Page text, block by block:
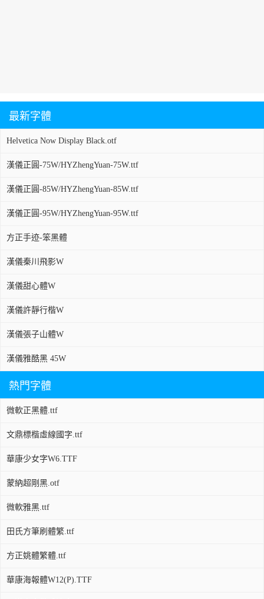
最新字體
Helvetica Now Display Black.otf
漢儀正圓-75W/HYZhengYuan-75W.ttf
漢儀正圓-85W/HYZhengYuan-85W.ttf
漢儀正圓-95W/HYZhengYuan-95W.ttf
方正手迹-笨黑體
漢儀秦川飛影W
漢儀甜心體W
漢儀許靜行楷W
漢儀張子山體W
漢儀雅酷黑 45W
熱門字體
微軟正黑體.ttf
文鼎標楷虛線國字.ttf
華康少女字W6.TTF
蒙納超剛黑.otf
微軟雅黑.ttf
田氏方筆刷體繁.ttf
方正姚體繁體.ttf
華康海報體W12(P).TTF